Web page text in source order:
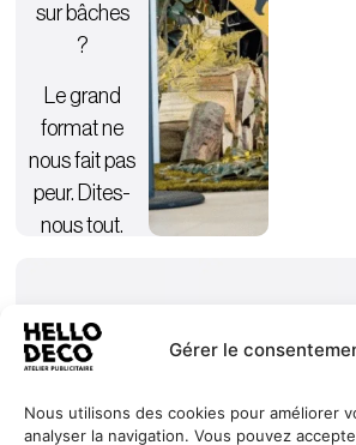
Gérer le
Nous utilisons des cookies pour améliorer
analyser la navigation. Vous pouvez
sur bâches
?
Le grand
format ne
nous fait pas
peur. Dites-
nous tout.
Services Nos +352 27